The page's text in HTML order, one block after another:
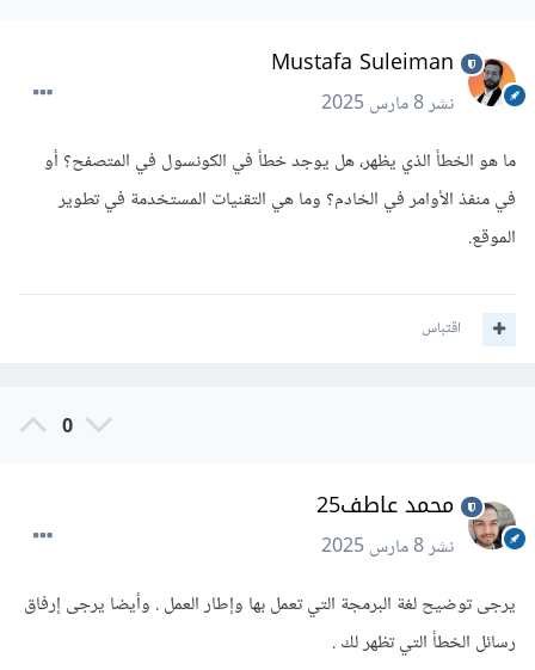
Mustafa Suleiman
نشر8 مارس 2025
ما هو الخطأ الذي يظهر، هل يوجد خطأ في الكونسول في المتصفح؟ أو
في منفذ الأوامر في الخادم؟ وما هي التقنيات المستخدمة في تطوير
الموقع.
اقتباس
0
محمد عاطف25
نشر8 مارس 2025
يرجى توضيح لغة البرمجة التي تعمل بها وإطار العمل . وأيضا يرجى إرفاق
رسائل الخطأ التي تظهر لك .